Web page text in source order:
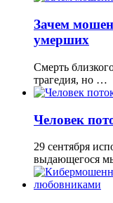
Зачем
умерших
Смерть
трагедия, но …
Человек
29 сентября
выдающегося